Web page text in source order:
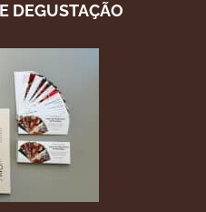
DEGUSTAÇÃO